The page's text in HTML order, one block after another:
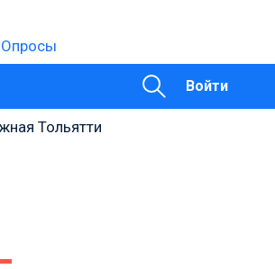
Опросы
Войти
Тольятти